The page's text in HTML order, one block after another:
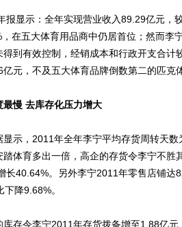
显示：全年实现营业收入89.29亿元，
在五大体育用品商中仍居首位；然而李
得到有效控制，经销成本和行政开支合
元，不及五大体育品牌倒数第二的匹克
最慢 去库存化压力增大
，2011年全年李宁平均存货周转天数
踏体育多出一倍，高企的存货令李宁不
长40.64%。另外李宁2011年零售店铺达
降9.68%。
令李宁2011年存货拨备增至1.88亿元